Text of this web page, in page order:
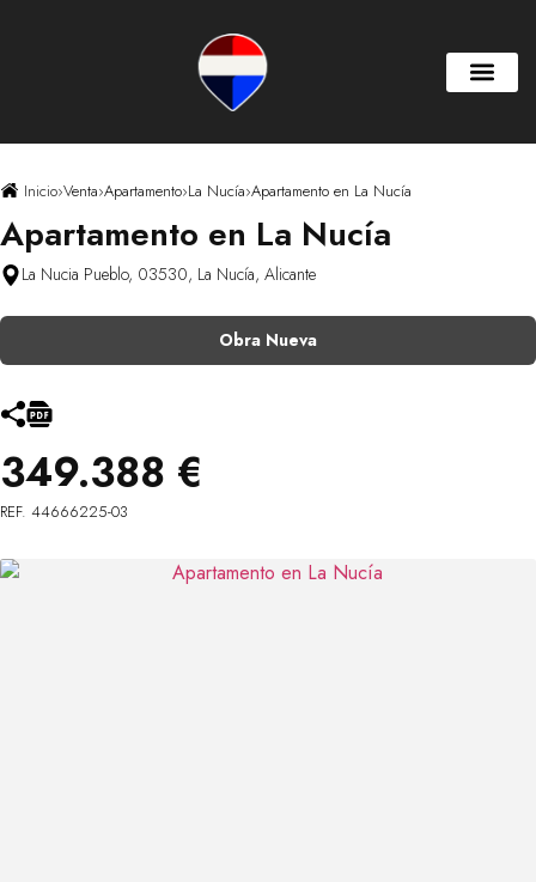
Inicio›Venta›Apartamento›La Nucía›Apartamento en La Nucía
Apartamento en La Nucía
La Nucia Pueblo, 03530, La Nucía, Alicante
Obra Nueva
349.388 €
REF. 44666225-03